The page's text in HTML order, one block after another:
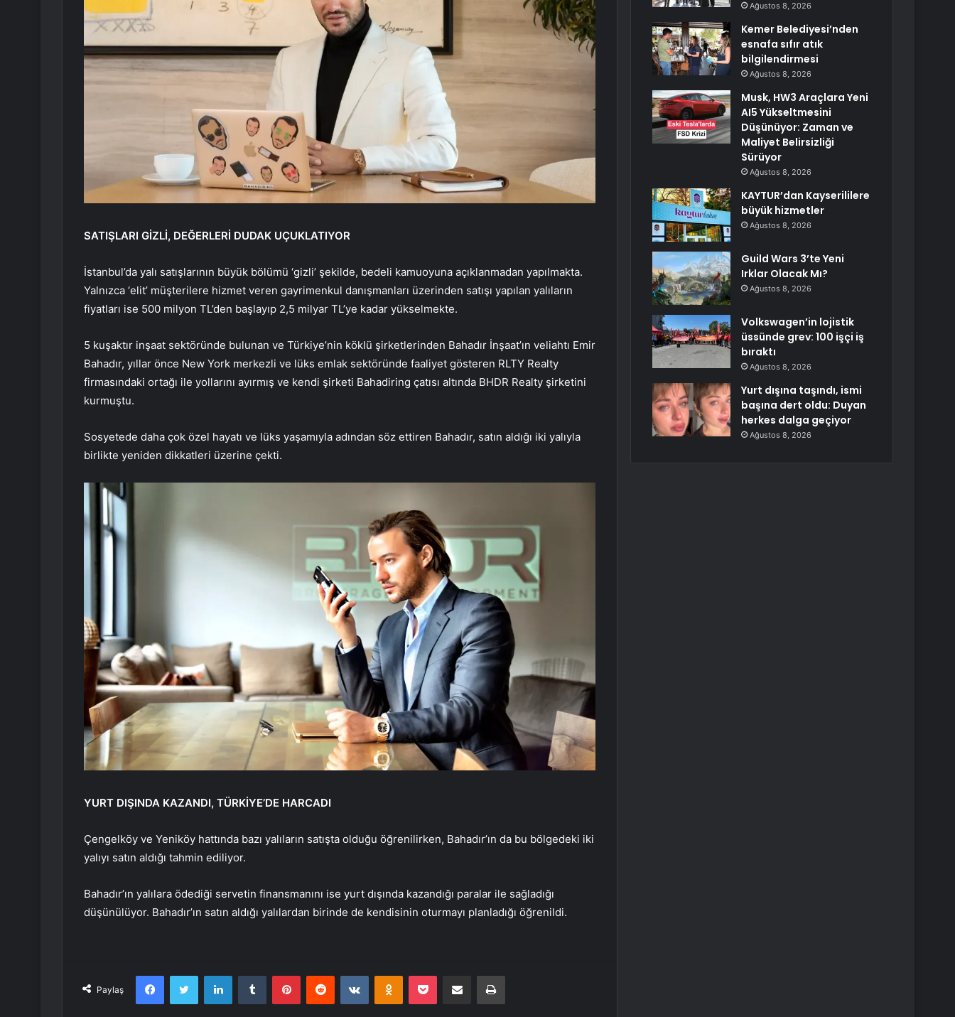
SATIŞLARI GİZLİ, DEĞERLERİ DUDAK UÇUKLATIYOR
İstanbul’da yalı satışlarının büyük bölümü ‘gizli’ şekilde, bedeli kamuoyuna açıklanmadan yapılmakta.
Yalnızca ‘elit’ müşterilere hizmet veren gayrimenkul danışmanları üzerinden satışı yapılan yalıların
fiyatları ise 500 milyon TL’den başlayıp 2,5 milyar TL’ye kadar yükselmekte.
5 kuşaktır inşaat sektöründe bulunan ve Türkiye’nin köklü şirketlerinden Bahadır İnşaat’ın veliahtı Emir
Bahadır, yıllar önce New York merkezli ve lüks emlak sektöründe faaliyet gösteren RLTY Realty
firmasındaki ortağı ile yollarını ayırmış ve kendi şirketi Bahadiring çatısı altında BHDR Realty şirketini
kurmuştu.
Sosyetede daha çok özel hayatı ve lüks yaşamıyla adından söz ettiren Bahadır, satın aldığı iki yalıyla
birlikte yeniden dikkatleri üzerine çekti.
YURT DIŞINDA KAZANDI, TÜRKİYE’DE HARCADI
Çengelköy ve Yeniköy hattında bazı yalıların satışta olduğu öğrenilirken, Bahadır’ın da bu bölgedeki iki
yalıyı satın aldığı tahmin ediliyor.
Bahadır’ın yalılara ödediği servetin finansmanını ise yurt dışında kazandığı paralar ile sağladığı
düşünülüyor. Bahadır’ın satın aldığı yalılardan birinde de kendisinin oturmayı planladığı öğrenildi.
Paylaş
FacebookTwitter LinkedInTumblr PinterestReddit VKontakteOdnoklassniki
Pocket E-Posta ile paylaş Yazdır
Ağustos 8, 2026
Kemer Belediyesi’nden
esnafa sıfır atık
bilgilendirmesi
Ağustos 8, 2026
Musk, HW3 Araçlara Yeni
AI5 Yükseltmesini
Düşünüyor: Zaman ve
Maliyet Belirsizliği
Sürüyor
Ağustos 8, 2026
KAYTUR’dan Kayserililere
büyük hizmetler
Ağustos 8, 2026
Guild Wars 3’te Yeni
Irklar Olacak Mı?
Ağustos 8, 2026
Volkswagen’in lojistik
üssünde grev: 100 işçi iş
bıraktı
Ağustos 8, 2026
Yurt dışına taşındı, ismi
başına dert oldu: Duyan
herkes dalga geçiyor
Ağustos 8, 2026